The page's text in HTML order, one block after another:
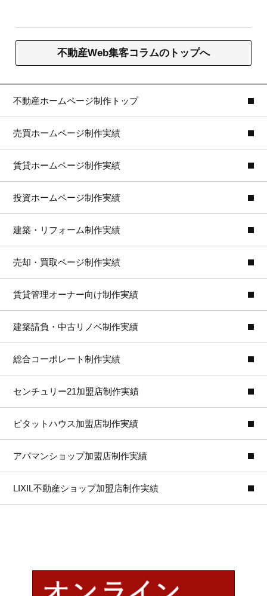
不動産Web集客コラムのトップへ
不動産ホームページ制作トップ
売買ホームページ制作実績
賃貸ホームページ制作実績
投資ホームページ制作実績
建築・リフォーム制作実績
売却・買取ページ制作実績
賃貸管理オーナー向け制作実績
建築請負・中古リノベ制作実績
総合コーポレート制作実績
センチュリー21加盟店制作実績
ピタットハウス加盟店制作実績
アパマンショップ加盟店制作実績
LIXIL不動産ショップ加盟店制作実績